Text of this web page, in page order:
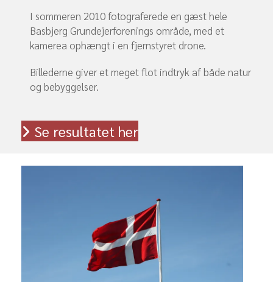
I sommeren 2010 fotograferede en gæst hele
Basbjerg Grundejerforenings område, med et
kamerea ophængt i en fjernstyret drone.
Billederne giver et meget flot indtryk af både natur
og bebyggelser.
Se resultatet her